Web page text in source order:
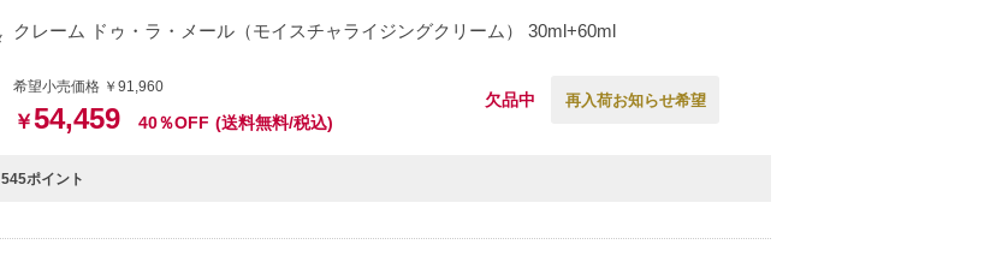
クレーム ドゥ・ラ・メール（モイスチャライジングクリーム） 30ml+60ml
希望小売価格 ￥91,960
￥54,459 40％OFF (送料無料/税込)
欠品中 再入荷お知らせ希望
545ポイント